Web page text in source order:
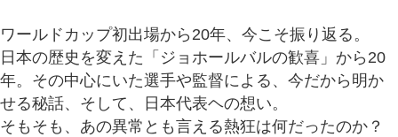
ワールドカップ初出場から20年、今こそ振り返る。
日本の歴史を変えた「ジョホールバルの歓喜」から20
年。その中心にいた選手や監督による、今だから明か
せる秘話、そして、日本代表ヘの想い。
そもそも、あの異常とも言える熱狂は何だったのか？